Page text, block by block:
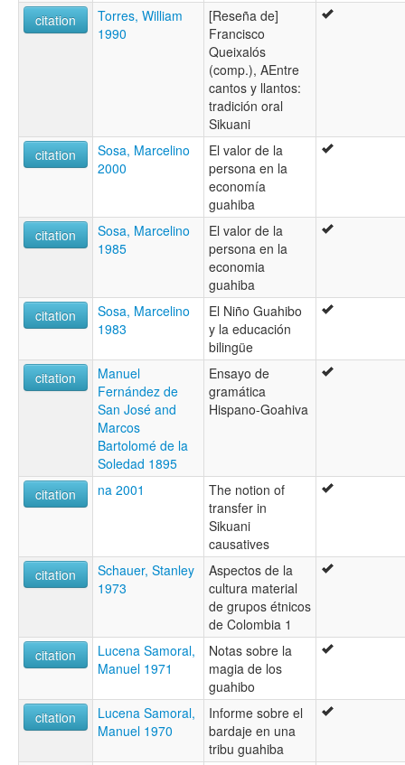
citation
Torres, William
1990
[Reseña de]
Francisco
Queixalós
(comp.), AEntre
cantos y llantos:
tradición oral
Sikuani
citation
Sosa, Marcelino
2000
El valor de la
persona en la
economía
guahiba
citation
Sosa, Marcelino
1985
El valor de la
persona en la
economia
guahiba
citation
Sosa, Marcelino
1983
El Niño Guahibo
y la educación
bilingüe
citation
Manuel
Fernández de
San José and
Marcos
Bartolomé de la
Soledad 1895
Ensayo de
gramática
Hispano-Goahiva
citation na 2001
The notion of
transfer in
Sikuani
causatives
citation
Schauer, Stanley
1973
Aspectos de la
cultura material
de grupos étnicos
de Colombia 1
citation
Lucena Samoral,
Manuel 1971
Notas sobre la
magia de los
guahibo
citation
Lucena Samoral,
Manuel 1970
Informe sobre el
bardaje en una
tribu guahiba